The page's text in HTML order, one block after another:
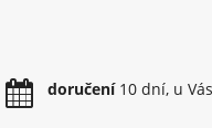
doručení10 dní, u